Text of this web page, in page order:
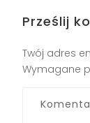
Prześlij
Twój adres
Wymagane